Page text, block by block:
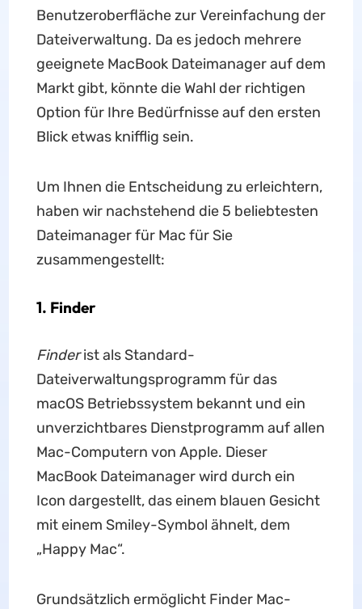
Benutzeroberfläche zur Vereinfachung der
Dateiverwaltung. Da es jedoch mehrere
geeignete MacBook Dateimanager auf dem
Markt gibt, könnte die Wahl der richtigen
Option für Ihre Bedürfnisse auf den ersten
Blick etwas knifflig sein.
Um Ihnen die Entscheidung zu erleichtern,
haben wir nachstehend die 5 beliebtesten
Dateimanager für Mac für Sie
zusammengestellt:
1. Finder
Finderist als Standard-
Dateiverwaltungsprogramm für das
macOS Betriebssystem bekannt und ein
unverzichtbares Dienstprogramm auf allen
Mac-Computern von Apple. Dieser
MacBook Dateimanager wird durch ein
Icon dargestellt, das einem blauen Gesicht
mit einem Smiley-Symbol ähnelt, dem
„Happy Mac“.
Grundsätzlich ermöglicht Finder Mac-